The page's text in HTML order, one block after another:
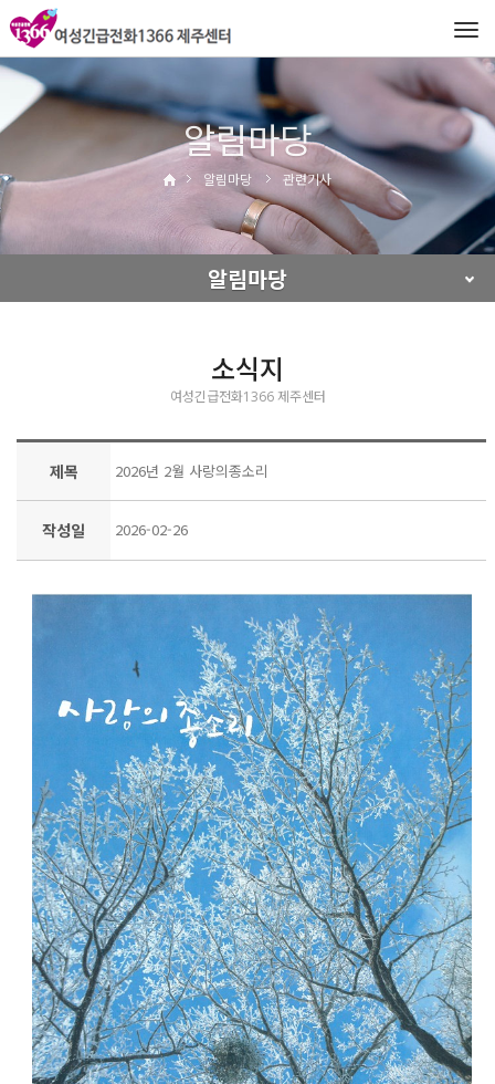
알림마당
알림마당 관련기사
알림마당
소식지
여성긴급전화1366 제주센터
제목 2026년 2월 사랑의종소리
작성일 2026-02-26